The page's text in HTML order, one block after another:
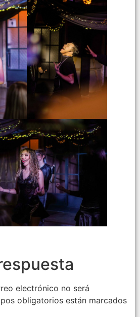
electrónico no será
obligatorios están marcados